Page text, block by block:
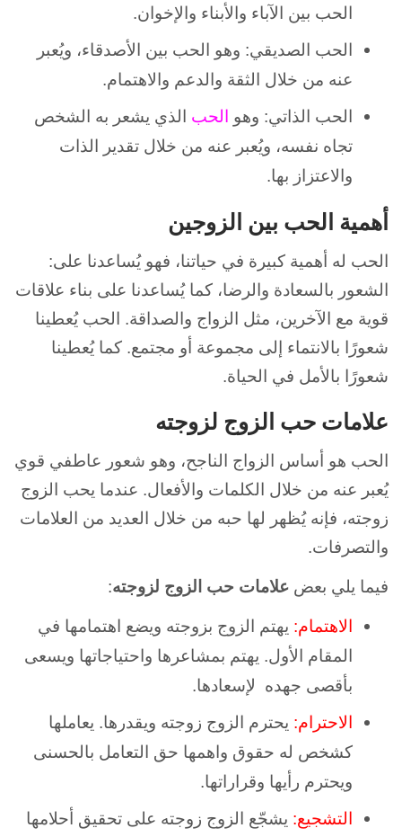
الحب بين الآباء والأبناء والإخوان.
الحب الصديقي: وهو الحب بين الأصدقاء، ويُعبر
عنه من خلال الثقة والدعم والاهتمام.
الحب الذاتي: وهو
الحب الذي يشعر به الشخص
تجاه نفسه، ويُعبر عنه من خلال تقدير الذات
والاعتزاز بها.
أهمية الحب بين الزوجين
الحب له أهمية كبيرة في حياتنا، فهو يُساعدنا على:
الشعور بالسعادة والرضا، كما يُساعدنا على بناء علاقات
قوية مع الآخرين، مثل الزواج والصداقة. الحب يُعطينا
شعورًا بالانتماء إلى مجموعة أو مجتمع. كما يُعطينا
شعورًا بالأمل في الحياة.
علامات حب الزوج لزوجته
الحب هو أساس الزواج الناجح، وهو شعور عاطفي قوي
يُعبر عنه من خلال الكلمات والأفعال. عندما يحب الزوج
زوجته، فإنه يُظهر لها حبه من خلال العديد من العلامات
والتصرفات.
فيما يلي بعض علامات حب الزوج لزوجته:
الاهتمام: يهتم الزوج بزوجته ويضع اهتمامها في
المقام الأول. يهتم بمشاعرها واحتياجاتها ويسعى
بأقصى جهده لإسعادها.
الاحترام: يحترم الزوج زوجته ويقدرها. يعاملها
كشخص له حقوق واهمها حق التعامل بالحسنى
ويحترم رأيها وقراراتها.
التشجيع: يشجّع الزوج زوجته على تحقيق أحلامها